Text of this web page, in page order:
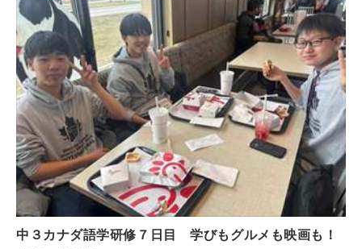
中３カナダ語学研修７日目 学びもグルメも映画も！